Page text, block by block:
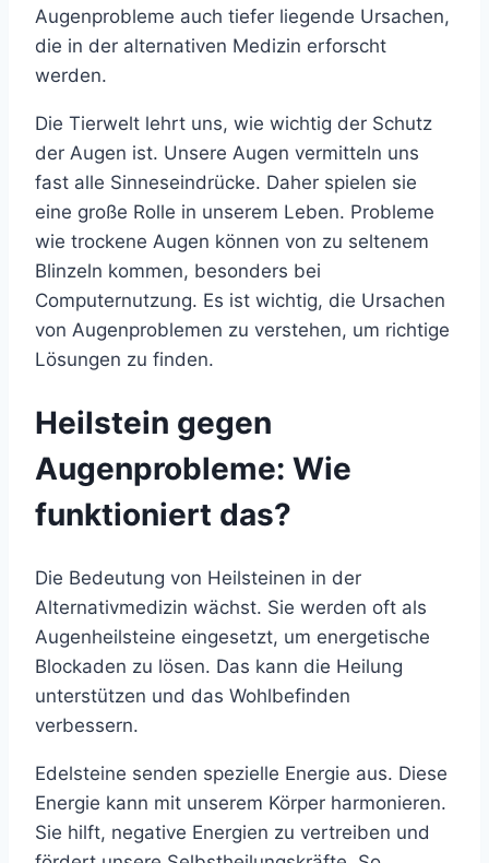
Augenprobleme auch tiefer liegende Ursachen,
die in der alternativen Medizin erforscht
werden.
Die Tierwelt lehrt uns, wie wichtig der Schutz
der Augen ist. Unsere Augen vermitteln uns
fast alle Sinneseindrücke. Daher spielen sie
eine große Rolle in unserem Leben. Probleme
wie trockene Augen können von zu seltenem
Blinzeln kommen, besonders bei
Computernutzung. Es ist wichtig, die Ursachen
von Augenproblemen zu verstehen, um richtige
Lösungen zu finden.
Heilstein gegen
Augenprobleme: Wie
funktioniert das?
Die Bedeutung von Heilsteinen in der
Alternativmedizin wächst. Sie werden oft als
Augenheilsteine eingesetzt, um energetische
Blockaden zu lösen. Das kann die Heilung
unterstützen und das Wohlbefinden
verbessern.
Edelsteine senden spezielle Energie aus. Diese
Energie kann mit unserem Körper harmonieren.
Sie hilft, negative Energien zu vertreiben und